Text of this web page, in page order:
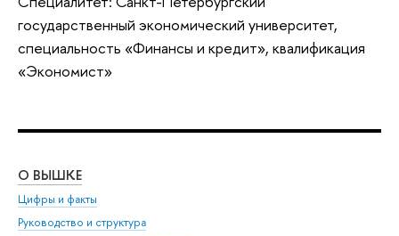
государственный экономический университет,
специальность «Финансы и кредит», квалификация
«Экономист»
О ВЫШКЕ
Цифры и факты
Руководство и структура